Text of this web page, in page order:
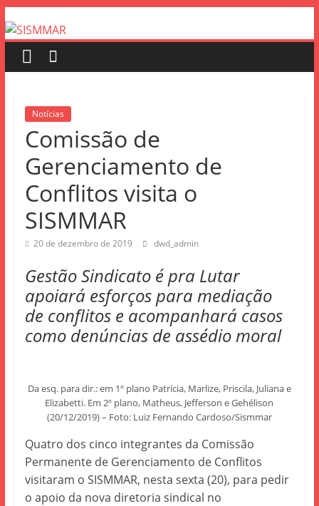
Notícias
Comissão de
Gerenciamento de
Conflitos visita o
SISMMAR
20 de dezembro de 2019 dwd_admin
Gestão Sindicato é pra Lutar
apoiará esforços para mediação
de conflitos e acompanhará casos
como denúncias de assédio moral
Da esq. para dir.: em 1º plano Patrícia, Marlize, Priscila, Juliana e
Elizabetti. Em 2º plano, Matheus, Jefferson e Gehélison
(20/12/2019) – Foto: Luiz Fernando Cardoso/Sismmar
Quatro dos cinco integrantes da Comissão
Permanente de Gerenciamento de Conflitos
visitaram o SISMMAR, nesta sexta (20), para pedir
o apoio da nova diretoria sindical no